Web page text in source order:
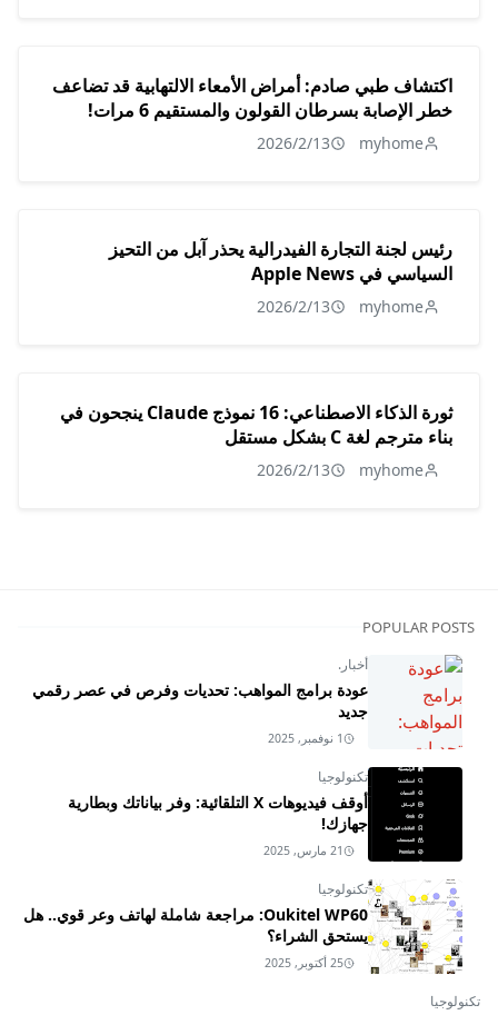
اكتشاف طبي صادم: أمراض الأمعاء الالتهابية قد تضاعف
خطر الإصابة بسرطان القولون والمستقيم 6 مرات!
myhome
2026/2/13
رئيس لجنة التجارة الفيدرالية يحذر آبل من التحيز
السياسي في Apple News
myhome
2026/2/13
ثورة الذكاء الاصطناعي: 16 نموذج Claude ينجحون في
بناء مترجم لغة C بشكل مستقل
myhome
2026/2/13
POPULAR POSTS
أخبار.
عودة برامج المواهب: تحديات وفرص في عصر رقمي
جديد
1 نوفمبر, 2025
تكنولوجيا
أوقف فيديوهات X التلقائية: وفر بياناتك وبطارية
جهازك!
21 مارس, 2025
تكنولوجيا
Oukitel WP60: مراجعة شاملة لهاتف وعر قوي.. هل
يستحق الشراء؟
25 أكتوبر, 2025
تكنولوجيا